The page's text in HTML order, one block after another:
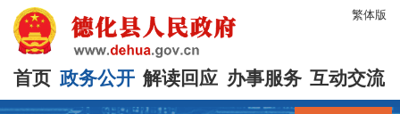
繁体版
首页 政务公开 解读回应 办事服务 互动交流